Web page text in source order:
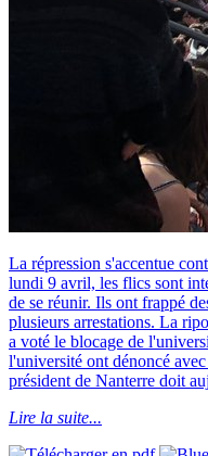
La répression s'accentue
lundi 9 avril, les flics sont
de se réunir. Ils ont frappé
plusieurs arrestations. La
a voté le blocage de
l'université ont dénoncé
président de Nanterre doit
Lire la suite...